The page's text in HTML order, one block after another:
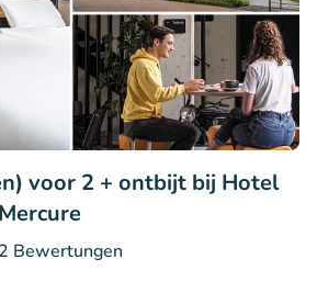
voor 2 + ontbijt bij Hotel
Bewertungen